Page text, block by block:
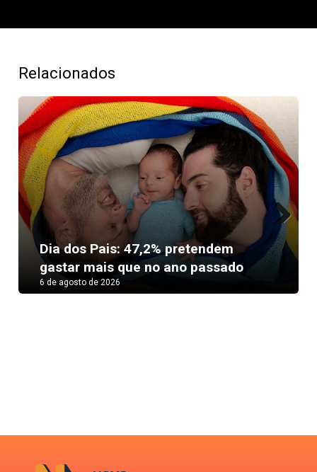
Relacionados
Dia dos Pais: 47,2% pretendem
gastar mais que no ano passado
6 de agosto de 2026
Next